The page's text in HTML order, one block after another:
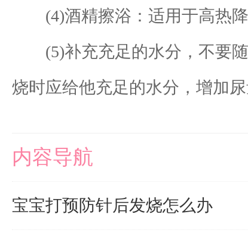
(4)酒精擦浴：适用于高热降
(5)补充充足的水分，不要随
烧时应给他充足的水分，增加
内容导航
宝宝打预防针后发烧怎么办